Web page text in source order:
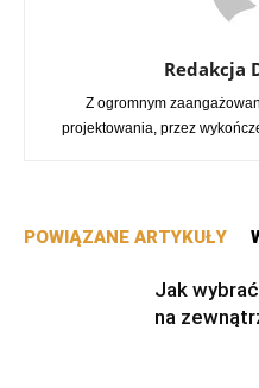
Redakcja
Z ogromnym
projektowania, przez
POWIĄZANE ARTYKUŁY
Jak
na